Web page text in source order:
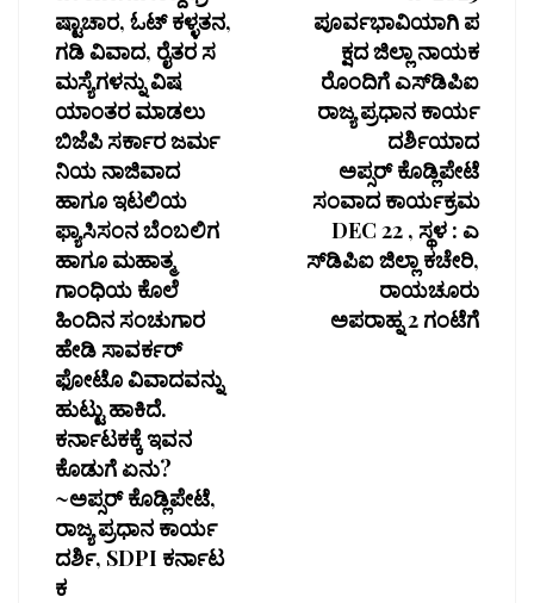
ಷ್ಟಾಚಾರ, ಓಟ್ ಕಳ್ಳತನ,
ಗಡಿ ವಿವಾದ, ರೈತರ ಸ
ಮಸ್ಯೆಗಳನ್ನು ವಿಷ
ಯಾಂತರ ಮಾಡಲು
ಬಿಜೆಪಿ ಸರ್ಕಾರ ಜರ್ಮ
ನಿಯ ನಾಜಿವಾದ
ಹಾಗೂ ಇಟಲಿಯ
ಫ್ಯಾಸಿಸಂನ ಬೆಂಬಲಿಗ
ಹಾಗೂ ಮಹಾತ್ಮ
ಗಾಂಧಿಯ ಕೊಲೆ
ಹಿಂದಿನ ಸಂಚುಗಾರ
ಹೇಡಿ ಸಾವರ್ಕರ್
ಫೋಟೊ ವಿವಾದವನ್ನು
ಹುಟ್ಟು ಹಾಕಿದೆ.
ಕರ್ನಾಟಕಕ್ಕೆ ಇವನ
ಕೊಡುಗೆ ಏನು?
~ಅಪ್ಸರ್ ಕೊಡ್ಲಿಪೇಟೆ,
ರಾಜ್ಯ ಪ್ರಧಾನ ಕಾರ್ಯ
ದರ್ಶಿ, SDPI ಕರ್ನಾಟ
ಕ
ಪೂರ್ವಭಾವಿಯಾಗಿ ಪ
ಕ್ಷದ ಜಿಲ್ಲಾ ನಾಯಕ
ರೊಂದಿಗೆ ಎಸ್‌ಡಿಪಿಐ
ರಾಜ್ಯ ಪ್ರಧಾನ ಕಾರ್ಯ
ದರ್ಶಿಯಾದ
ಅಪ್ಸರ್ ಕೊಡ್ಲಿಪೇಟೆ
ಸಂವಾದ ಕಾರ್ಯಕ್ರಮ
DEC 22 , ಸ್ಥಳ : ಎ
ಸ್‌ಡಿಪಿಐ ಜಿಲ್ಲಾ ಕಚೇರಿ,
ರಾಯಚೂರು
ಅಪರಾಹ್ನ 2 ಗಂಟೆಗೆ